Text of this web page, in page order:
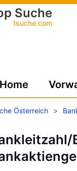
Suche
tsuche.com
Home
Österreich >